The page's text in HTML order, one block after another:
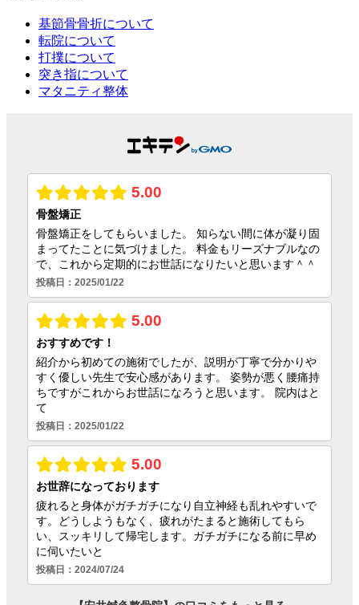
基節骨骨折について
転院について
打撲について
突き指について
マタニティ整体